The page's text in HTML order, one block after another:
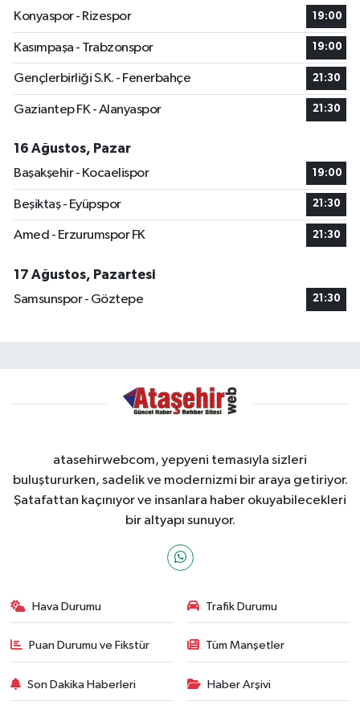
Konyaspor - Rizespor
19:00
Kasımpaşa - Trabzonspor 19:00
Gençlerbirliği S.K. - Fenerbahçe 21:30
Gaziantep FK - Alanyaspor 21:30
16 Ağustos, Pazar
Başakşehir - Kocaelispor
19:00
Beşiktaş - Eyüpspor 21:30
Amed - Erzurumspor FK 21:30
17 Ağustos, Pazartesi
Samsunspor - Göztepe
21:30
atasehirwebcom, yepyeni temasıyla sizleri
buluştururken, sadelik ve modernizmi bir araya getiriyor.
Şatafattan kaçınıyor ve insanlara haber okuyabilecekleri
bir altyapı sunuyor.
Hava Durumu Trafik Durumu
Puan Durumu ve Fikstür Tüm Manşetler
Son Dakika Haberleri Haber Arşivi